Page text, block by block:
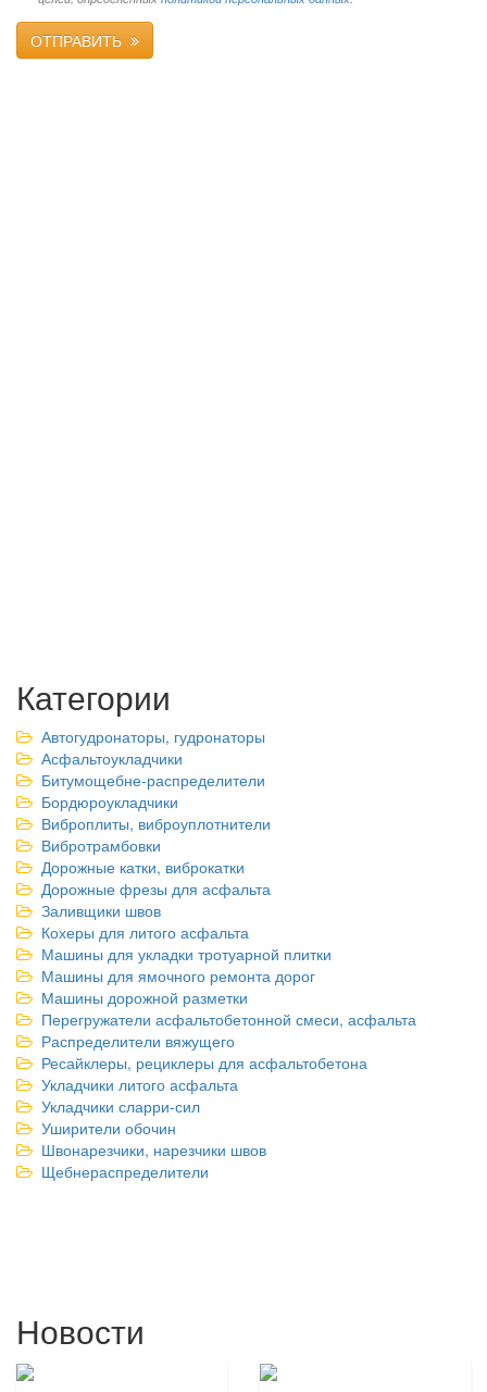
ОТПРАВИТЬ
Категории
Автогудронаторы, гудронаторы
Асфальтоукладчики
Битумощебне-распределители
Бордюроукладчики
Виброплиты, виброуплотнители
Вибротрамбовки
Дорожные катки, виброкатки
Дорожные фрезы для асфальта
Заливщики швов
Кохеры для литого асфальта
Машины для укладки тротуарной плитки
Машины для ямочного ремонта дорог
Машины дорожной разметки
Перегружатели асфальтобетонной смеси, асфальта
Распределители вяжущего
Ресайклеры, рециклеры для асфальтобетона
Укладчики литого асфальта
Укладчики сларри-сил
Уширители обочин
Швонарезчики, нарезчики швов
Щебнераспределители
Новости